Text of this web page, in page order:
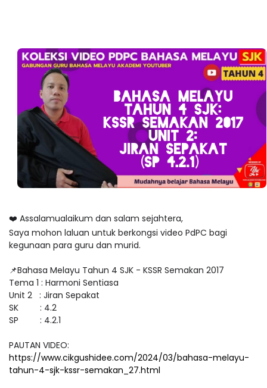
❤️ Assalamualaikum dan salam sejahtera,
Saya mohon laluan untuk berkongsi video PdPC bagi
kegunaan para guru dan murid.
📌Bahasa Melayu Tahun 4 SJK - KSSR Semakan 2017
Tema 1 : Harmoni Sentiasa
Unit 2 : Jiran Sepakat
SK : 4.2
SP : 4.2.1
PAUTAN VIDEO:
https://www.cikgushidee.com/2024/03/bahasa-melayu-
tahun-4-sjk-kssr-semakan_27.html